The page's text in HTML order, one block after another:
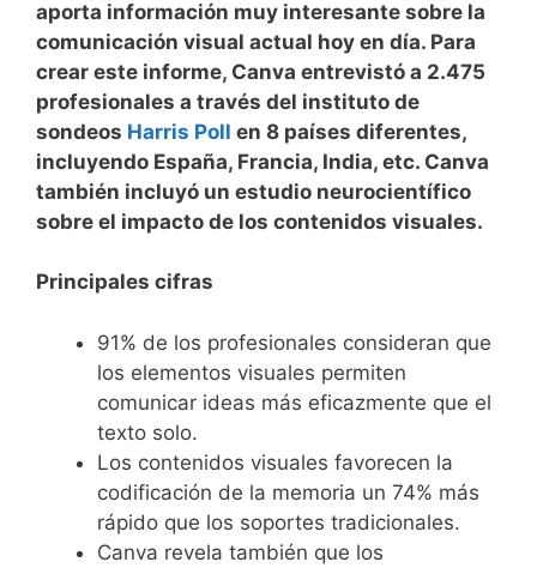
aporta información muy interesante sobre la
comunicación visual actual hoy en día. Para
crear este informe, Canva entrevistó a 2.475
profesionales a través del instituto de
sondeos Harris Poll en 8 países diferentes,
incluyendo España, Francia, India, etc. Canva
también incluyó un estudio neurocientífico
sobre el impacto de los contenidos visuales.
Principales cifras
91% de los profesionales consideran que
los elementos visuales permiten
comunicar ideas más eficazmente que el
texto solo.
Los contenidos visuales favorecen la
codificación de la memoria un 74% más
rápido que los soportes tradicionales.
Canva revela también que los